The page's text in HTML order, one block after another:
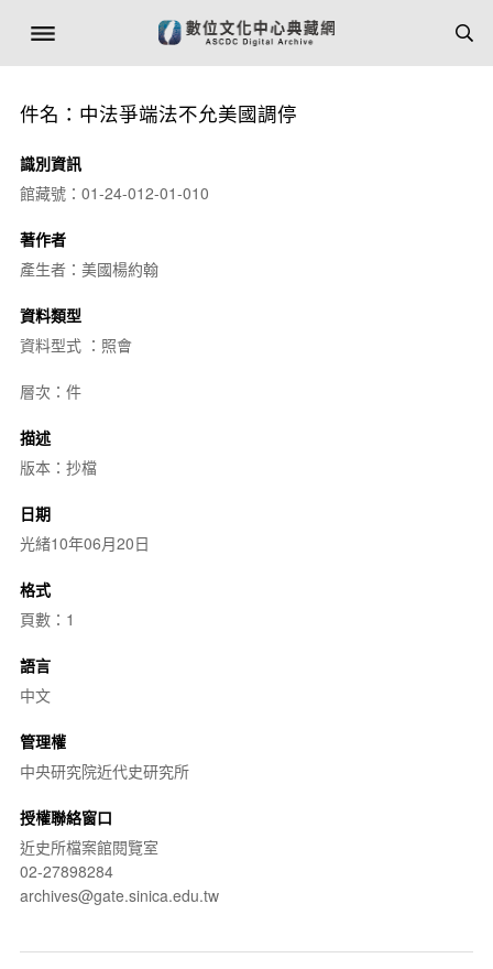
件名：中法爭端法不允美國調停
識別資訊
館藏號：01-24-012-01-010
著作者
產生者：美國楊約翰
資料類型
資料型式 ：照會
層次：件
描述
版本：抄檔
日期
光緒10年06月20日
格式
頁數：1
語言
中文
管理權
中央研究院近代史研究所
授權聯絡窗口
近史所檔案館閱覽室
02-27898284
archives@gate.sinica.edu.tw